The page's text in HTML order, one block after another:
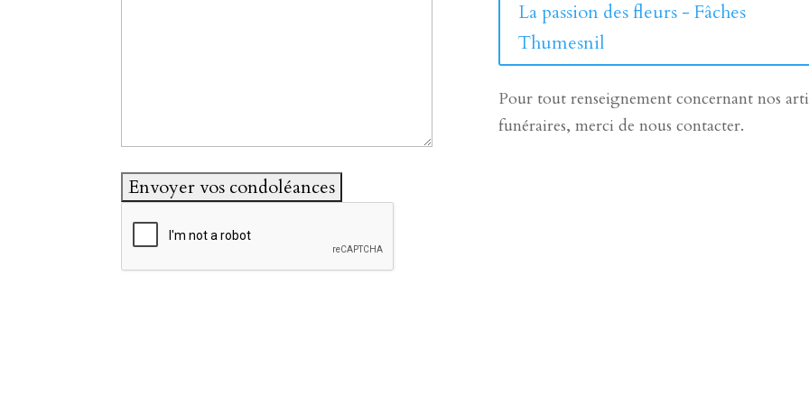
La passion des fleurs - Fâches
Thumesnil
Pour tout renseignement concernant nos
funéraires, merci de nous contacter.